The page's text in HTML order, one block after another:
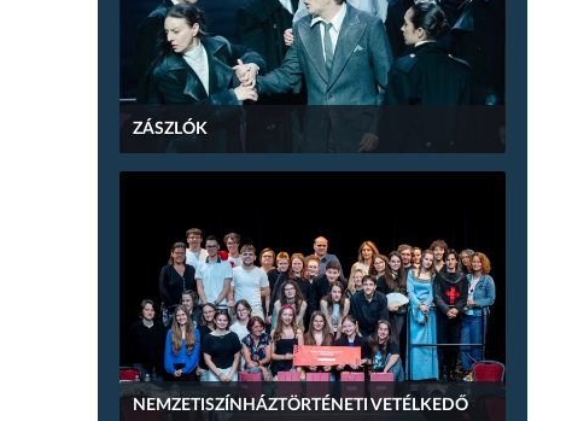
ZÁSZLÓK
NEMZETISZÍNHÁZTÖRTÉNETI VETÉLKEDŐ